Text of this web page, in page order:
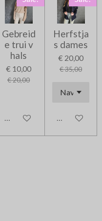
Gebreid
e trui v
hals
€ 10,00
€ 20,00
In winkelwagen
Herfstja
s dames
€ 20,00
€ 35,00
In